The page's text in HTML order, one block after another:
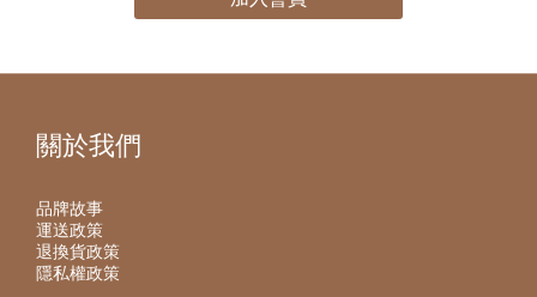
關於我們
品牌故事
運送政策
退換貨政策
隱私權政策